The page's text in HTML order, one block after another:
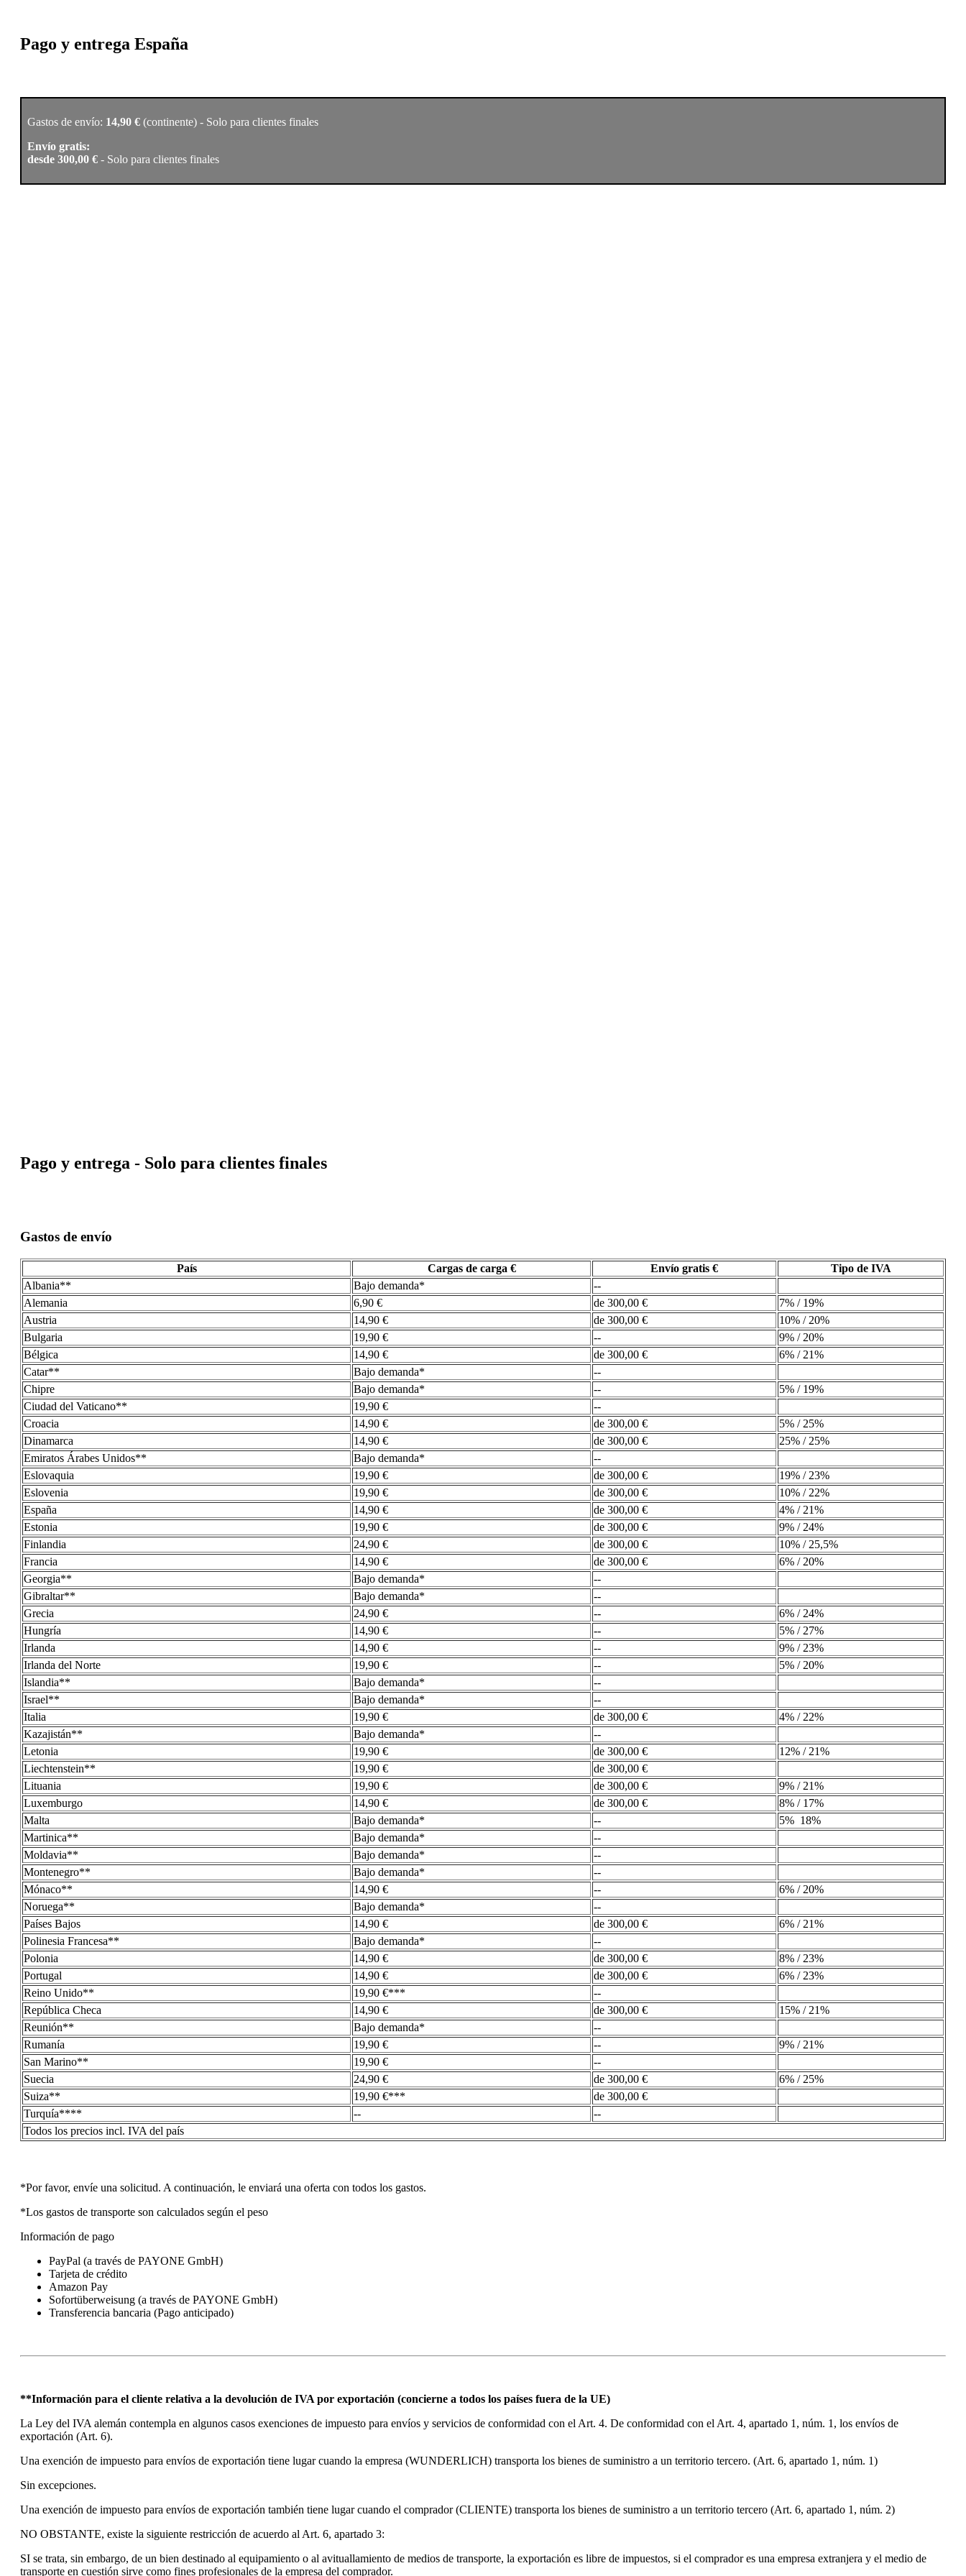
Pago y entrega España
Gastos de envío: 14,90 € (continente) - Solo para clientes finales
Envío gratis:
desde 300,00 € - Solo para clientes finales
Pago y entrega - Solo para clientes finales
Gastos de envío
País Cargas de carga € Envío gratis € Tipo de IVA
Todos los precios incl. IVA del país
Albania** Bajo demanda*
--
Alemania
6,90 € de 300,00 €
7% / 19%
Austria
14,90 € de 300,00 €
10% / 20%
Bulgaria
19,90 € --
9% / 20%
Bélgica
14,90 € de 300,00 €
6% / 21%
Catar**
Bajo demanda*
--
Chipre
Bajo demanda* --
5% / 19%
Ciudad del Vaticano**
19,90 €
--
Croacia
14,90 € de 300,00 €
5% / 25%
Dinamarca
14,90 € de 300,00 €
25% / 25%
Emiratos Árabes Unidos**
Bajo demanda*
--
Eslovaquia
19,90 € de 300,00 €
19% / 23%
Eslovenia
19,90 € de 300,00 €
10% / 22%
España
14,90 € de 300,00 €
4% / 21%
Estonia
19,90 € de 300,00 €
9% / 24%
Finlandia
24,90 € de 300,00 €
10% / 25,5%
Francia
14,90 € de 300,00 €
6% / 20%
Georgia**
Bajo demanda*
--
Gibraltar**
Bajo demanda*
--
Grecia
24,90 € --
6% / 24%
Hungría
14,90 € --
5% / 27%
Irlanda
14,90 € --
9% / 23%
Irlanda del Norte
19,90 € --
5% / 20%
Islandia**
Bajo demanda*
--
Israel**
Bajo demanda*
--
Italia
19,90 € de 300,00 €
4% / 22%
Kazajistán**
Bajo demanda*
--
Letonia
19,90 € de 300,00 €
12% / 21%
Liechtenstein**
19,90 €
de 300,00 €
Lituania
19,90 € de 300,00 €
9% / 21%
Luxemburgo
14,90 € de 300,00 €
8% / 17%
Malta
Bajo demanda* --
5% 18%
Martinica**
Bajo demanda*
--
Moldavia**
Bajo demanda*
--
Montenegro**
Bajo demanda*
--
Mónaco**
14,90 € --
6% / 20%
Noruega**
Bajo demanda*
--
Países Bajos
14,90 € de 300,00 €
6% / 21%
Polinesia Francesa**
Bajo demanda*
--
Polonia
14,90 € de 300,00 €
8% / 23%
Portugal
14,90 € de 300,00 €
6% / 23%
Reino Unido**
19,90 €***
--
República Checa
14,90 € de 300,00 €
15% / 21%
Reunión**
Bajo demanda*
--
Rumanía
19,90 € --
9% / 21%
San Marino**
19,90 €
--
Suecia
24,90 € de 300,00 €
6% / 25%
Suiza**
19,90 €***
de 300,00 €
Turquía****
-- --
*Por favor, envíe una solicitud. A continuación, le enviará una oferta con todos los gastos.
*Los gastos de transporte son calculados según el peso
Información de pago
PayPal (a través de PAYONE GmbH)
Tarjeta de crédito
Amazon Pay
Sofortüberweisung (a través de PAYONE GmbH)
Transferencia bancaria (Pago anticipado)
**Información para el cliente relativa a la devolución de IVA por exportación (concierne a todos los países fuera de la UE)
La Ley del IVA alemán contempla en algunos casos exenciones de impuesto para envíos y servicios de conformidad con el Art. 4. De conformidad con el Art. 4, apartado 1, núm. 1, los envíos de
exportación (Art. 6).
Una exención de impuesto para envíos de exportación tiene lugar cuando la empresa (WUNDERLICH) transporta los bienes de suministro a un territorio tercero. (Art. 6, apartado 1, núm. 1)
Sin excepciones.
Una exención de impuesto para envíos de exportación también tiene lugar cuando el comprador (CLIENTE) transporta los bienes de suministro a un territorio tercero (Art. 6, apartado 1, núm. 2)
NO OBSTANTE, existe la siguiente restricción de acuerdo al Art. 6, apartado 3:
SI se trata, sin embargo, de un bien destinado al equipamiento o al avituallamiento de medios de transporte, la exportación es libre de impuestos, si el comprador es una empresa extranjera y el medio de
transporte en cuestión sirve como fines profesionales de la empresa del comprador.